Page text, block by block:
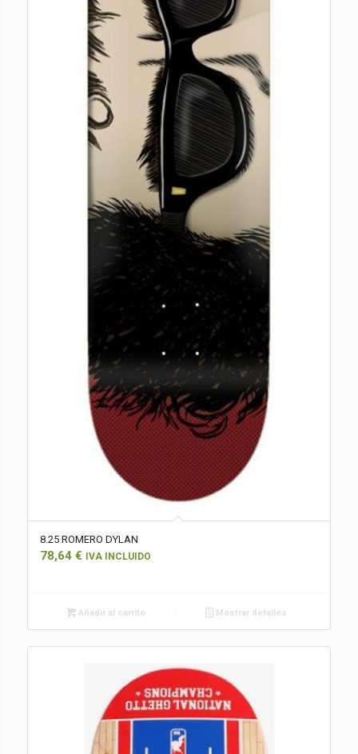
8.25 ROMERO DYLAN
78,64 € IVA INCLUIDO
Añadir al carrito Mostrar detalles